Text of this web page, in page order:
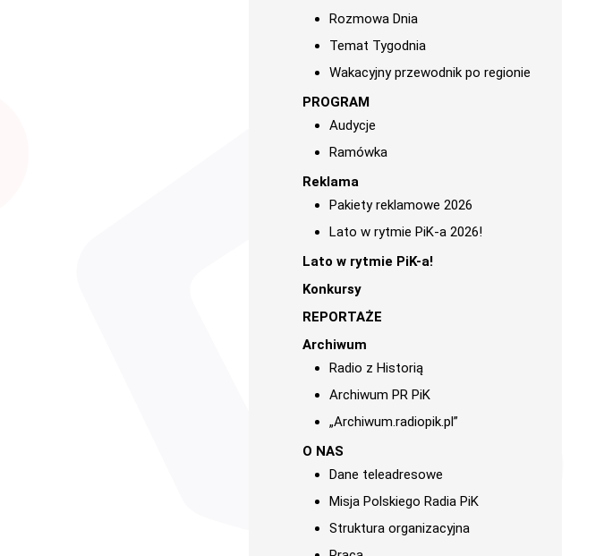
Rozmowa Dnia
Temat Tygodnia
Wakacyjny przewodnik po regionie
PROGRAM
Audycje
Ramówka
Reklama
Pakiety reklamowe 2026
Lato w rytmie PiK-a 2026!
Lato w rytmie PiK-a!
Konkursy
REPORTAŻE
Archiwum
Radio z Historią
Archiwum PR PiK
„Archiwum.radiopik.pl”
O NAS
Dane teleadresowe
Misja Polskiego Radia PiK
Struktura organizacyjna